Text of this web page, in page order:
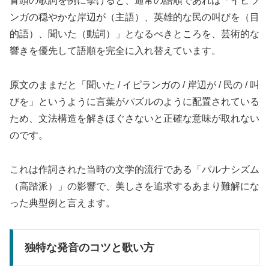
ンガの穏やかな岸辺が（主語）、英雄的な民の叫びを（目
的語）、聞いた（動詞）」となるべきところを、芸術的な
響きを優先して語順を完全に入れ替えています。
原文のままだと「聞いた / イピランガの / 岸辺が / 民の / 叫
びを」というように言葉がパズルのように配置されている
ため、文法構造を解きほぐさないと正確な意味が取れない
のです。
これは作詞された当時の文学的流行である「パルナシズム
（高踏派）」の影響で、美しさを追求するあまり難解にな
った典型例と言えます。
独特な発音のコツと歌い方